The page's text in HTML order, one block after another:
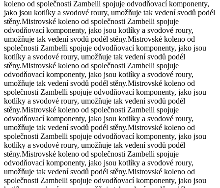
koleno od společnosti Zambelli spojuje odvodňovací komponenty,
jako jsou kotlíky a svodové roury, umožňuje tak vedení svodů podél
stěny.Mistrovské koleno od společnosti Zambelli spojuje
odvodňovací komponenty, jako jsou kotlíky a svodové roury,
umožňuje tak vedení svodů podél stěny.Mistrovské koleno od
společnosti Zambelli spojuje odvodňovací komponenty, jako jsou
kotlíky a svodové roury, umožňuje tak vedení svodů podél
stěny.Mistrovské koleno od společnosti Zambelli spojuje
odvodňovací komponenty, jako jsou kotlíky a svodové roury,
umožňuje tak vedení svodů podél stěny.Mistrovské koleno od
společnosti Zambelli spojuje odvodňovací komponenty, jako jsou
kotlíky a svodové roury, umožňuje tak vedení svodů podél
stěny.Mistrovské koleno od společnosti Zambelli spojuje
odvodňovací komponenty, jako jsou kotlíky a svodové roury,
umožňuje tak vedení svodů podél stěny.Mistrovské koleno od
společnosti Zambelli spojuje odvodňovací komponenty, jako jsou
kotlíky a svodové roury, umožňuje tak vedení svodů podél
stěny.Mistrovské koleno od společnosti Zambelli spojuje
odvodňovací komponenty, jako jsou kotlíky a svodové roury,
umožňuje tak vedení svodů podél stěny.Mistrovské koleno od
společnosti Zambelli spojuje odvodňovací komponenty, jako jsou